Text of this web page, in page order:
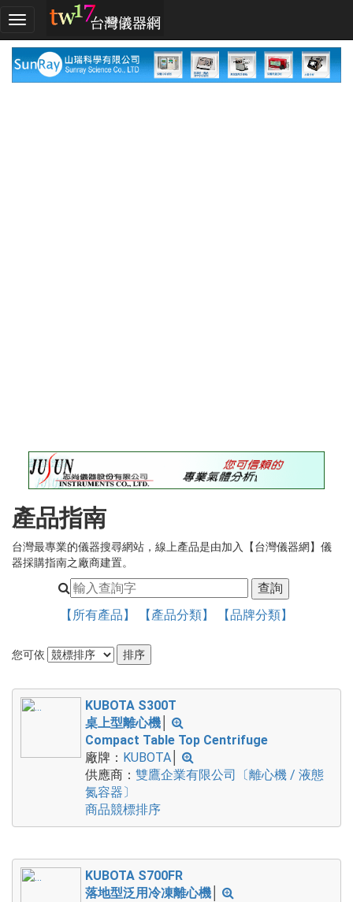
加
儀
器
儀
器
產品指南
台灣最專業的儀器搜尋網站，線上產品是由加入【台灣儀器網】儀
器採購指南之廠商建置。
【所有產品】 【產品分類】 【品牌分類】
您可依
KUBOTA S300T
桌上型離心機
Compact Table Top Centrifuge
廠牌： KUBOTA
供應商： 雙鷹企業有限公司〔離心機 / 液態
氮容器〕
商品競標排序
KUBOTA S700FR
落地型泛用冷凍離心機